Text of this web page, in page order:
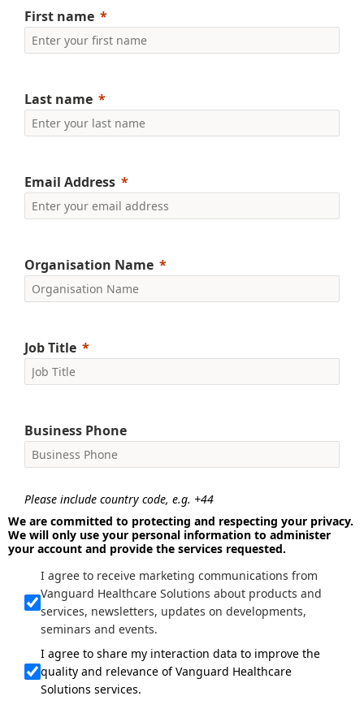
First name
Last name
Email Address
Organisation Name
Job Title
Business Phone
Please include country code, e.g. +44
We are committed to protecting and respecting your privacy.
We will only use your personal information to administer
your account and provide the services requested.
I agree to receive marketing communications from
Vanguard Healthcare Solutions about products and
services, newsletters, updates on developments,
seminars and events.
I agree to share my interaction data to improve the
quality and relevance of Vanguard Healthcare
Solutions services.